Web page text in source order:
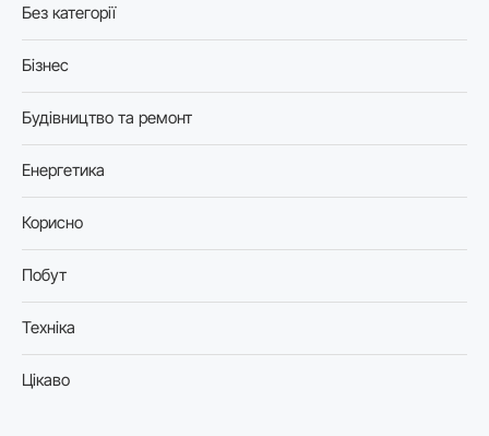
Без категорії
Бізнес
Будівництво та ремонт
Енергетика
Корисно
Побут
Техніка
Цікаво